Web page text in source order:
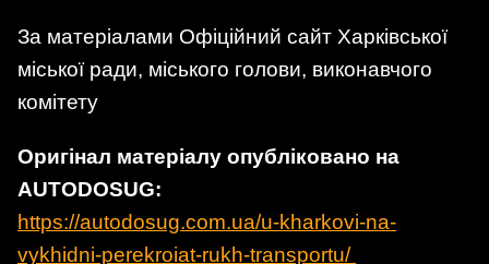
За матеріалами Офіційний сайт Харківської
міської ради, міського голови, виконавчого
комітету
Оригінал матеріалу опубліковано на
AUTODOSUG:
https://autodosug.com.ua/u-kharkovi-na-
vykhidni-perekroiat-rukh-transportu/